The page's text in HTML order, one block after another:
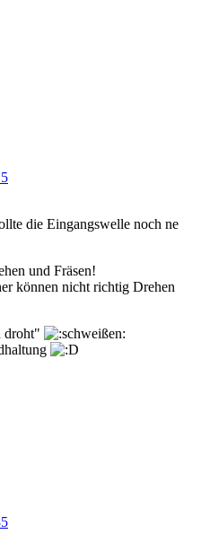
die Eingangswelle noch ne
und Fräsen!
können nicht richtig Drehen
droht"